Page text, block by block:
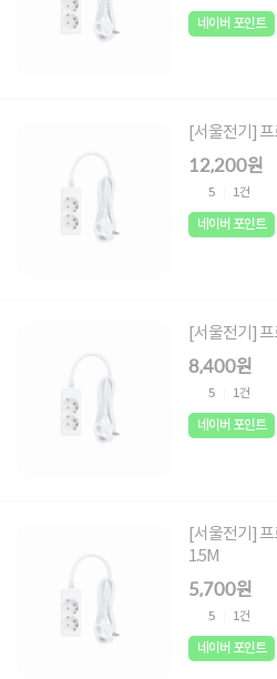
네이버 포인트
[서울전기]
12,200원
5 1건
네이버 포인트
[서울전기]
8,400원
5 1건
네이버 포인트
[서울전기]
1.5M
5,700원
5 1건
네이버 포인트